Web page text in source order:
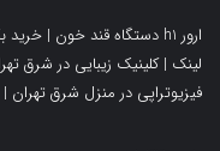
ارور h1 دستگاه قند خون | خرید
لینک |کلینیک زیبایی در شرق
فیزیوتراپی در منزل شرق تهران |